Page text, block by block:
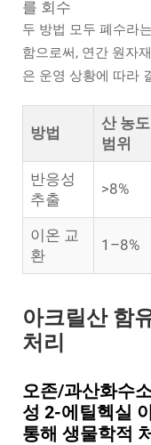
를 회수
두 방법 모두 폐수라
함으로써, 연간 원자
은 운영 상황에 따라
방법
산 농도
범위
반응성
추출
>8%
이온 교
환
1–8%
아크릴산 함
처리
오존/과산화수
성 2-에틸헥실
통해 생물학적